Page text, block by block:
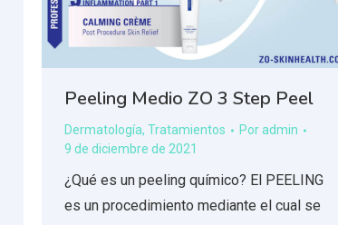
Peeling Medio ZO 3 Step Peel
Dermatología, Tratamientos Poradmin
9 de diciembre de 2021
¿Qué es un peeling químico? El PEELING
es un procedimiento mediante el cual se